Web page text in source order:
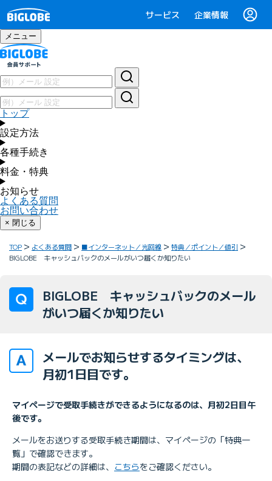
サービス 企業情報
メニュー
トップ
設定方法
各種手続き
料金・特典
お知らせ
よくある質問
お問い合わせ
× 閉じる
TOP よくある質問 ■インターネット／光回線
特典／ポイント／値引
BIGLOBE キャッシュバックのメールがいつ届くか知りたい
BIGLOBE キャッシュバックのメール
がいつ届くか知りたい
メールでお知らせするタイミングは、
月初1日目です。
マイページで受取手続きができるようになるのは、月初2日目午
後です。
メールをお送りする受取手続き期間は、マイページの「特典一
覧」で確認できます。
期間の表記などの詳細は、 こちらをご確認ください。